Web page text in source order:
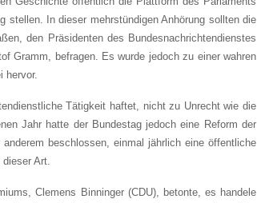
stellen. In dieser mehrstündigen Anhörung sollten die
den Präsidenten des Bundesnachrichtendienstes
Gramm, befragen. Es wurde jedoch zu einer wahren
hervor.
Tätigkeit haftet, nicht zu Unrecht wie die
Jahr hatte der Bundestag jedoch eine Reform der
beschlossen, einmal jährlich eine öffentliche
Art.
Clemens Binninger (CDU), betonte, es handele